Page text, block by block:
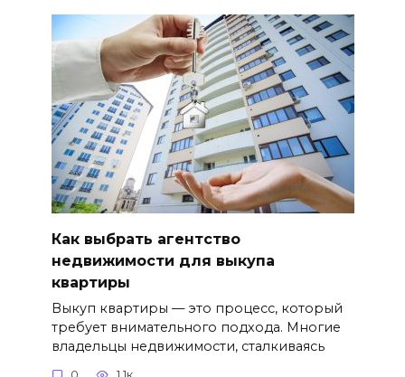
Как выбрать агентство
недвижимости для выкупа
квартиры
Выкуп квартиры — это процесс, который
требует внимательного подхода. Многие
владельцы недвижимости, сталкиваясь